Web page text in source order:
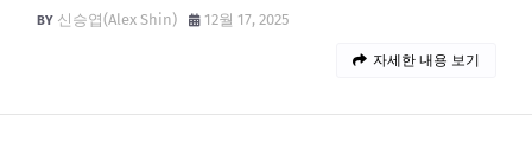
신승엽(Alex Shin)
12월 17, 2025
자세한 내용 보기